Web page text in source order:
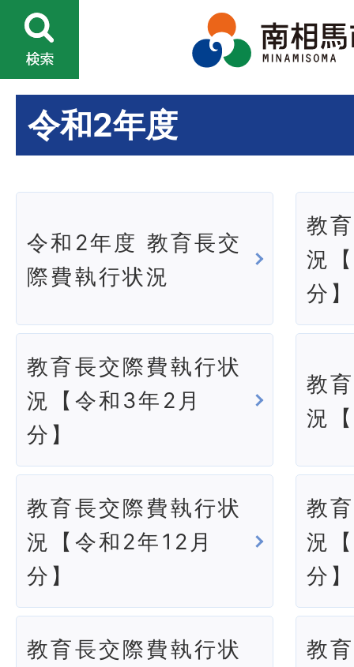
令和2年度
令和2年度 教育長交
際費執行状況
教
況
分】
教育長交際費執行状
況【令和3年2月
分】
教
況
教育長交際費執行状
況【令和2年12月
分】
教
況
分】
教育長交際費執行状
教